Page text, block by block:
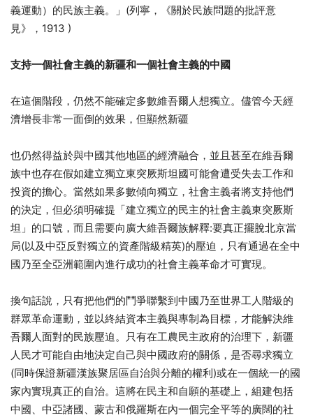
義運動）的民族主義。」(列寧，《關於民族問題的批評意
見》，1913 )
支持一個社會主義的新疆和一個社會主義的中國
在這個階段，仍然不能確定多數維吾爾人想獨立。儘管今天經
濟增長非常一面倒的效果，但顯然新疆
也仍然得益於與中國其他地區的經濟融合，並且甚至在維吾爾
族中也存在假如建立獨立東突厥斯坦國可能會遭受失去工作和
投資的擔心。當然如果多數傾向獨立，社會主義者將支持他們
的決定，但必須明確提「建立獨立的民主的社會主義東突厥斯
坦」的口號，而且需要向廣大維吾爾族解釋:要真正擺脫北京當
局(以及中亞反對獨立的資產階級精英)的壓迫，只有通過在全中
國乃至全亞洲範圍內進行成功的社會主義革命才可實現。
換句話說，只有把他們的鬥爭聯繫到中國乃至世界工人階級的
群眾革命運動，並以終結資本主義與專制為目標，才能解決維
吾爾人面對的民族壓迫。只有在工農民主政府的治理下，新疆
人民才可能自由地決定自己與中國政府的關係，是否尋求獨立
(同時保證新疆漢族聚居區自治與分離的權利)或在一個統一的國
家內實現真正的自治。這將在民主和自願的基礎上，組建包括
中國、中亞諸國、蒙古和俄羅斯在內一個完全平等的廣闊的社